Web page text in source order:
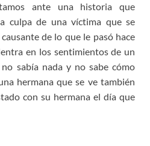
ante una historia que
culpa de una víctima que se
de lo que le pasó hace
en los sentimientos de un
sabía nada y no sabe cómo
hermana que se ve también
con su hermana el día que